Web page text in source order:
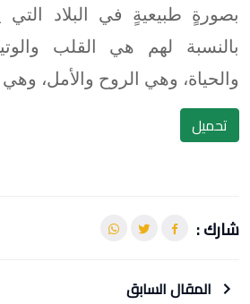
بصورةٍ طبيعيةٍ في البلاد التي
بالنسبة لهم هي القلب
والحياة، وهي الروح والأمل،
تحميل
شارك :
المقال السابق